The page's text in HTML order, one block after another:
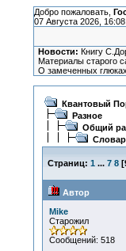
Добро пожаловать,
07 Августа 2026,
Новости: Книгу
Материалы старого
О замеченных
Квантовый
Разное
Общий
Страниц: 1 ... 7 8[
Автор
Mike
Старожил
Сообщений: 518